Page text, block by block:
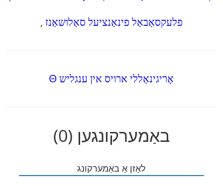
, פלעקסאַבאַל פינאַנציעל סאַלושאַנז
Θ אָריגינאַללי ארויס אין ענגליש
באַמערקונגען (0)
לאָזן אַ באַמערקונג